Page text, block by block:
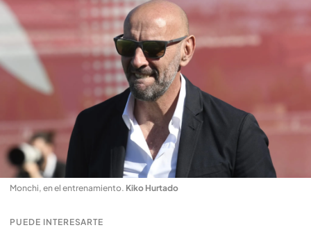
Monchi, en el entrenamiento. Kiko Hurtado
PUEDE INTERESARTE